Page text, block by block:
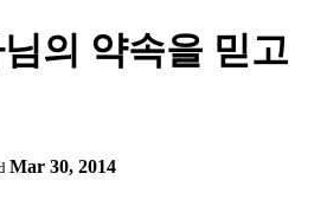
의 약속을 믿고
Mar 30, 2014